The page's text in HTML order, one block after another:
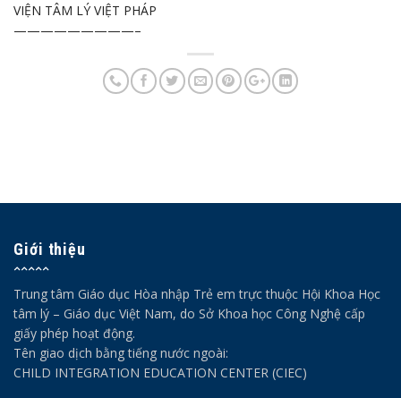
VIỆN TÂM LÝ VIỆT PHÁP
—————————–
Giới thiệu
Trung tâm Giáo dục Hòa nhập Trẻ em trực thuộc Hội Khoa Học
tâm lý – Giáo dục Việt Nam, do Sở Khoa học Công Nghệ cấp
giấy phép hoạt động.
Tên giao dịch bằng tiếng nước ngoài:
CHILD INTEGRATION EDUCATION CENTER (CIEC)